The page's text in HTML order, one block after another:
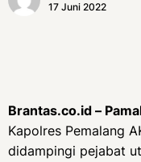
17 Juni 2022
Brantas.co.id –
Kapolres Pemalang
didampingi pejabat